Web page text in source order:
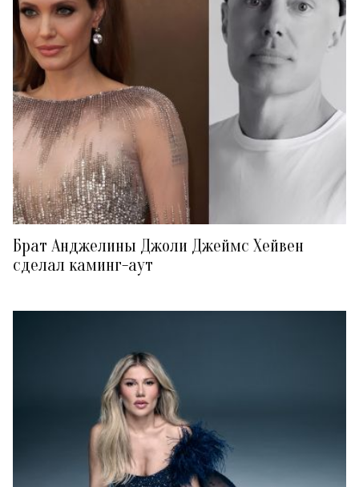
Брат Анджелины Джоли Джеймс Хейвен
сделал каминг-аут